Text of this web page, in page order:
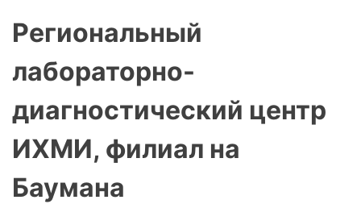
Региональный
лабораторно-
диагностический центр
ИХМИ, филиал на
Баумана